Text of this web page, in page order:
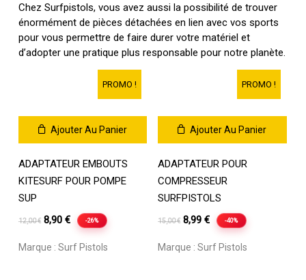
Chez Surfpistols, vous avez aussi la possibilité de trouver
énormément de pièces détachées en lien avec vos sports
pour vous permettre de faire durer votre matériel et
d’adopter une pratique plus responsable pour notre planète.
PROMO !
Ajouter Au Panier
ADAPTATEUR EMBOUTS
KITESURF POUR POMPE
SUP
12,00€ Le
initial
8,90 €Le
prix
actuel
-26%
Marque : Surf Pistols
PROMO !
Ajouter Au Panier
ADAPTATEUR POUR
COMPRESSEUR
SURFPISTOLS
15,00€ Le
initial
8,99€Le
prix
actuel
-40%
Marque :Surf Pistols